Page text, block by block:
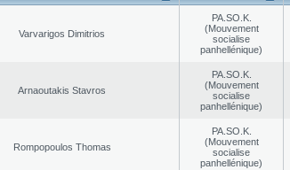
Varvarigos Dimitrios
PA.SO.K.
(Mouvement
socialise
panhellénique)
Arnaoutakis Stavros
PA.SO.K.
(Mouvement
socialise
panhellénique)
Rompopoulos Thomas
PA.SO.K.
(Mouvement
socialise
panhellénique)